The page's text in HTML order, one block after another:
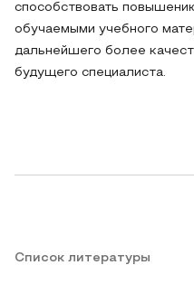
способствовать
обучаемыми учебного
дальнейшего более
будущего специалиста.
Список литературы